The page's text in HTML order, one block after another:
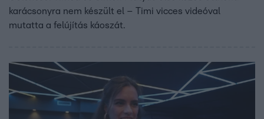
karácsonyra nem készült el – Timi vicces videóval
mutatta a felújítás káoszát.